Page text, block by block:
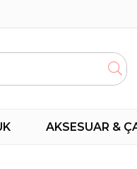
AKSESUAR &